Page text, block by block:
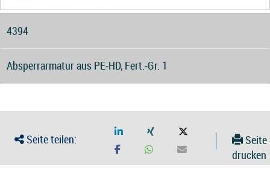
4394
Absperrarmatur aus PE-HD, Fert.-Gr. 1
Seite teilen:
Seite
drucken